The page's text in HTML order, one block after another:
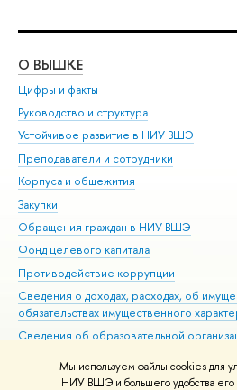
Мы используем файлы cookies для
НИУ ВШЭ и большего удобства его
О ВЫШКЕ
Цифры и факты
Руководство и структура
Устойчивое развитие в НИУ ВШЭ
Преподаватели и сотрудники
Корпуса и общежития
Закупки
Обращения граждан в НИУ ВШЭ
Фонд целевого капитала
Противодействие коррупции
Сведения о доходах, расходах, об
обязательствах имущественного
Сведения об образовательной
Людям с ограниченными возможностями
Единая платежная страница